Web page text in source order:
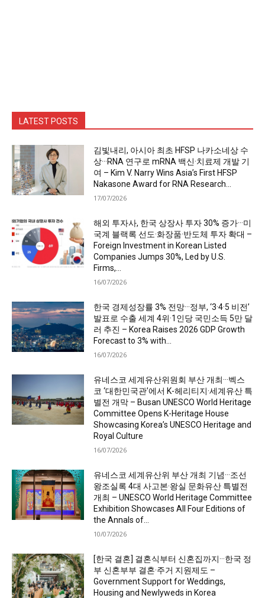
LATEST POSTS
김빛내리, 아시아 최초 HFSP 나카소네상 수
상···RNA 연구로 mRNA 백신·치료제 개발 기
여 – Kim V. Narry Wins Asia’s First HFSP
Nakasone Award for RNA Research...
17/07/2026
해외 투자사, 한국 상장사 투자 30% 증가···미
국계 블랙록 선도·화장품·반도체 투자 확대 –
Foreign Investment in Korean Listed
Companies Jumps 30%, Led by U.S.
Firms,...
16/07/2026
한국 경제성장률 3% 전망···정부, ‘3·4·5 비전’
발표로 수출 세계 4위·1인당 국민소득 5만 달
러 추진 – Korea Raises 2026 GDP Growth
Forecast to 3% with...
16/07/2026
유네스코 세계유산위원회 부산 개최···벡스
코 ‘대한민국관’에서 K-헤리티지·세계유산 특
별전 개막 – Busan UNESCO World Heritage
Committee Opens K-Heritage House
Showcasing Korea’s UNESCO Heritage and
Royal Culture
16/07/2026
유네스코 세계유산위 부산 개최 기념···조선
왕조실록 4대 사고본·왕실 문화유산 특별전
개최 – UNESCO World Heritage Committee
Exhibition Showcases All Four Editions of
the Annals of...
10/07/2026
[한국 결혼] 결혼식부터 신혼집까지···한국 정
부 신혼부부 결혼·주거 지원제도 –
Government Support for Weddings,
Housing and Newlyweds in Korea